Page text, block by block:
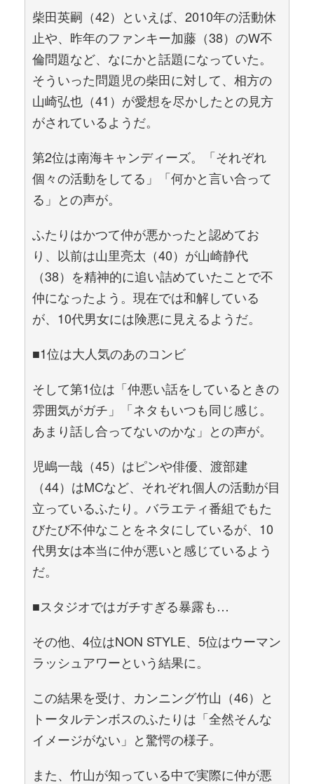
柴田英嗣（42）といえば、2010年の活動休
止や、昨年のファンキー加藤（38）のW不
倫問題など、なにかと話題になっていた。
そういった問題児の柴田に対して、相方の
山崎弘也（41）が愛想を尽かしたとの見方
がされているようだ。
第2位は南海キャンディーズ。「それぞれ
個々の活動をしてる」「何かと言い合って
る」との声が。
ふたりはかつて仲が悪かったと認めてお
り、以前は山里亮太（40）が山崎静代
（38）を精神的に追い詰めていたことで不
仲になったよう。現在では和解している
が、10代男女には険悪に見えるようだ。
■1位は大人気のあのコンビ
そして第1位は「仲悪い話をしているときの
雰囲気がガチ」「ネタもいつも同じ感じ。
あまり話し合ってないのかな」との声が。
児嶋一哉（45）はピンや俳優、渡部建
（44）はMCなど、それぞれ個人の活動が目
立っているふたり。バラエティ番組でもた
びたび不仲なことをネタにしているが、10
代男女は本当に仲が悪いと感じているよう
だ。
■スタジオではガチすぎる暴露も…
その他、4位はNON STYLE、5位はウーマン
ラッシュアワーという結果に。
この結果を受け、カンニング竹山（46）と
トータルテンボスのふたりは「全然そんな
イメージがない」と驚愕の様子。
また、竹山が知っている中で実際に仲が悪